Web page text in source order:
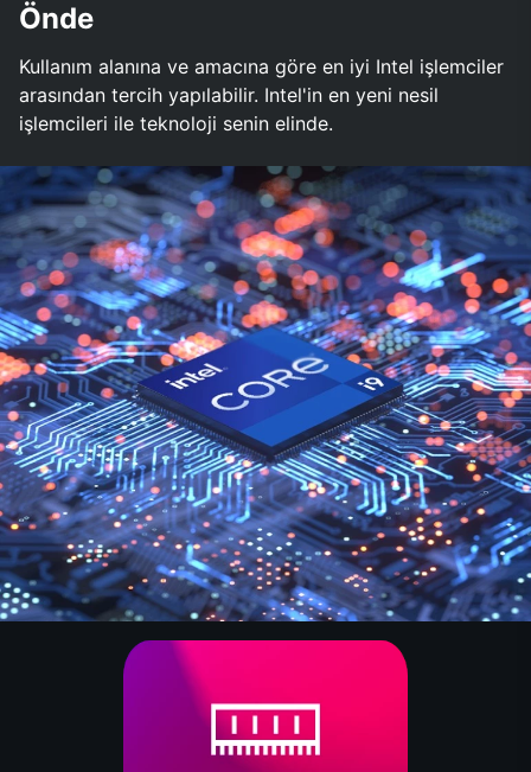
Önde
Kullanım alanına ve amacına göre en iyi Intel işlemciler
arasından tercih yapılabilir. Intel'in en yeni nesil
işlemcileri ile teknoloji senin elinde.